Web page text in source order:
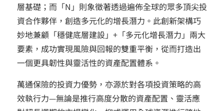
層基礎；而「N」則象徵著透過遍佈全球的眾多頂尖投
資合作夥伴，創造多元化的增長潛力。此創新架構巧
妙地兼顧「穩健底層建設」+「多元化增長潛力」兩大
要素，成功實現風險與回報的雙重平衡，從而打造出
一個更具韌性與靈活性的資產配置體系。
萬通保險的投資力優勢，亦源於對各項投資策略的高
效執行力—無論是推行高度分散的資產配置、靈活應